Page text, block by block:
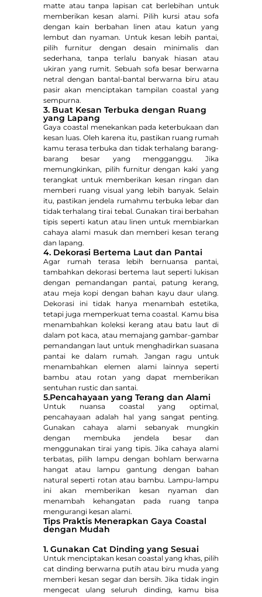
matte atau tanpa lapisan cat berlebihan untuk
memberikan kesan alami. Pilih kursi atau sofa
dengan kain berbahan linen atau katun yang
lembut dan nyaman. Untuk kesan lebih pantai,
pilih furnitur dengan desain minimalis dan
sederhana, tanpa terlalu banyak hiasan atau
ukiran yang rumit. Sebuah sofa besar berwarna
netral dengan bantal-bantal berwarna biru atau
pasir akan menciptakan tampilan coastal yang
sempurna.
3. Buat Kesan Terbuka dengan Ruang
yang Lapang
Gaya coastal menekankan pada keterbukaan dan
kesan luas. Oleh karena itu, pastikan ruang rumah
kamu terasa terbuka dan tidak terhalang barang-
barang besar yang mengganggu. Jika
memungkinkan, pilih furnitur dengan kaki yang
terangkat untuk memberikan kesan ringan dan
memberi ruang visual yang lebih banyak. Selain
itu, pastikan jendela rumahmu terbuka lebar dan
tidak terhalang tirai tebal. Gunakan tirai berbahan
tipis seperti katun atau linen untuk membiarkan
cahaya alami masuk dan memberi kesan terang
dan lapang.
4. Dekorasi Bertema Laut dan Pantai
Agar rumah terasa lebih bernuansa pantai,
tambahkan dekorasi bertema laut seperti lukisan
dengan pemandangan pantai, patung kerang,
atau meja kopi dengan bahan kayu daur ulang.
Dekorasi ini tidak hanya menambah estetika,
tetapi juga memperkuat tema coastal. Kamu bisa
menambahkan koleksi kerang atau batu laut di
dalam pot kaca, atau memajang gambar-gambar
pemandangan laut untuk menghadirkan suasana
pantai ke dalam rumah. Jangan ragu untuk
menambahkan elemen alami lainnya seperti
bambu atau rotan yang dapat memberikan
sentuhan rustic dan santai.
5.Pencahayaan yang Terang dan Alami
Untuk nuansa coastal yang optimal,
pencahayaan adalah hal yang sangat penting.
Gunakan cahaya alami sebanyak mungkin
dengan membuka jendela besar dan
menggunakan tirai yang tipis. Jika cahaya alami
terbatas, pilih lampu dengan bohlam berwarna
hangat atau lampu gantung dengan bahan
natural seperti rotan atau bambu. Lampu-lampu
ini akan memberikan kesan nyaman dan
menambah kehangatan pada ruang tanpa
mengurangi kesan alami.
Tips Praktis Menerapkan Gaya Coastal
dengan Mudah
1. Gunakan Cat Dinding yang Sesuai
Untuk menciptakan kesan coastal yang khas, pilih
cat dinding berwarna putih atau biru muda yang
memberi kesan segar dan bersih. Jika tidak ingin
mengecat ulang seluruh dinding, kamu bisa